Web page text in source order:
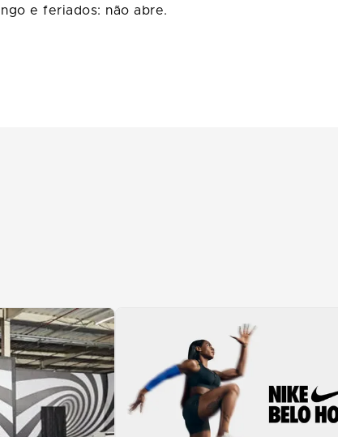
e feriados: não abre.